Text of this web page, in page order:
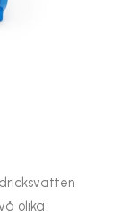
olika